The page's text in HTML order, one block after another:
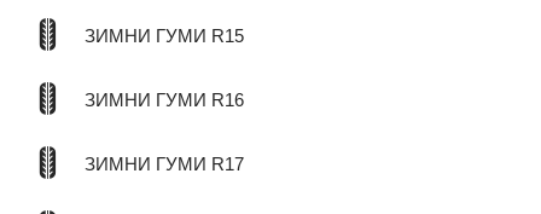
ЗИМНИ ГУМИ R15
ЗИМНИ ГУМИ R16
ЗИМНИ ГУМИ R17